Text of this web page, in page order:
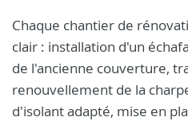
Chaque chantier de
clair : installation d'un
de l'ancienne couverture,
renouvellement de la
d'isolant adapté, mise en